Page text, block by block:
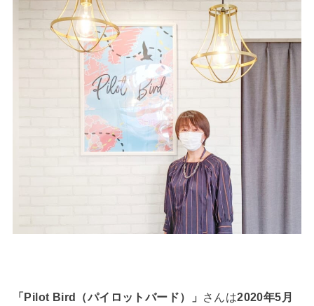
「Pilot Bird（パイロットバード）」 さんは2020年5月